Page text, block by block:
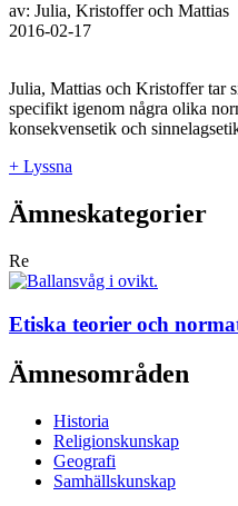
av: Julia, Kristoffer och Mattias
2016-02-17
Julia, Mattias och Kristoffer tar
specifikt igenom några olika
konsekvensetik och
+ Lyssna
Ämneskategorier
Re
Etiska teorier och
Ämnesområden
Historia
Religionskunskap
Geografi
Samhällskunskap